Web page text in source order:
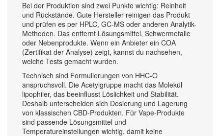
Bei der Produktion sind zwei Punkte wichtig: Reinheit
und Rückstände. Gute Hersteller reinigen das Produkt
und prüfen es per HPLC, GC-MS oder anderen Analytik-
Methoden. Das entfernt Lösungsmittel, Schwermetalle
oder Nebenprodukte. Wenn ein Anbieter ein COA
(Zertifikat der Analyse) zeigt, kannst du nachsehen,
welche Tests gemacht wurden.
Technisch sind Formulierungen von HHC-O
anspruchsvoll. Die Acetylgruppe macht das Molekül
lipophiler, das beeinflusst Löslichkeit und Stabilität.
Deshalb unterscheiden sich Dosierung und Lagerung
von klassischen CBD-Produkten. Für Vape-Produkte
sind passende Lösungsmittel und
Temperatureinstellungen wichtig, damit keine